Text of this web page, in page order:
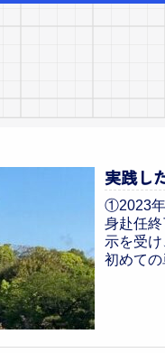
実践し
①2023
身赴任
示を受
初めて